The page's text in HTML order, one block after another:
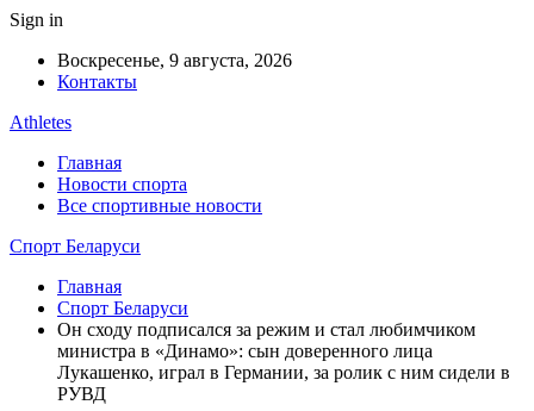
Sign in
Воскресенье, 9 августа, 2026
Контакты
Athletes
Главная
Новости спорта
Все спортивные новости
Спорт Беларуси
Главная
Спорт Беларуси
Он сходу подписался за режим и стал любимчиком
министра в «Динамо»: сын доверенного лица
Лукашенко, играл в Германии, за ролик с ним сидели в
РУВД